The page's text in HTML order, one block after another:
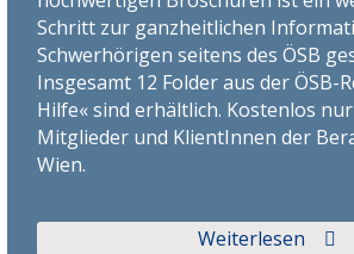
Schritt zur ganzheitlichen
Schwerhörigen seitens des ÖSB
Insgesamt 12 Folder aus der ÖSB-
Hilfe« sind erhältlich. Kostenlos
Mitglieder und KlientInnen der
Wien.
Weiterlesen